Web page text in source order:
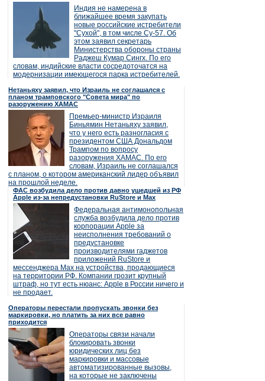
Индия не намерена в
ближайшее время закупать
новые российские истребители
"Сухой", в том числе Су-57. Об
этом заявил секретарь
Министерства обороны страны
Раджеш Кумар Сингх. По его
словам, индийские власти сосредоточатся на
модернизации имеющегося парка истребителей.
Нетаньяху заявил, что Израиль не соглашался с
планом трамповского "Совета мира" по
разоружению ХАМАС
Премьер-министр Израиля
Биньямин Нетаньяху заявил,
что у него есть разногласия с
президентом США Дональдом
Трампом по вопросу
разоружения ХАМАС. По его
словам, Израиль не соглашался
с планом, о котором американский лидер объявил
на прошлой неделе.
ФАС возбудила дело против давно ушедшей из РФ
Apple из-за непредустановки RuStore и Max
Федеральная антимонопольная
служба возбудила дело против
корпорации Apple за
неисполнения требований о
предустановке
производителями гаджетов
приложений RuStore и
мессенджера Max на устройства, продающиеся
на территории РФ. Компании грозит крупный
штраф, но тут есть нюанс: Apple в России ничего и
не продает.
Операторы перестали пропускать звонки без
маркировки, но платить за них все равно
приходится
Операторы связи начали
блокировать звонки
юридических лиц без
маркировки и массовые
автоматизированные вызовы,
на которые не заключены